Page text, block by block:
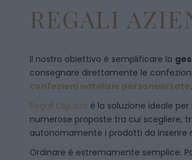
REGALI
Il nostro obiettivo è semplificare la
consegnare direttamente le
confezioni natalizie personalizzate.
Regali Digusto è la soluzione ideale per
numerose proposte tra cui scegliere,
autonomamente i prodotti da inserire
Ordinare è estremamente semplice.